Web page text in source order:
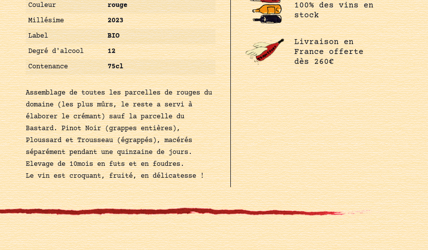
Couleur
rouge
Millésime
2023
Label
BIO
Degré d'alcool
12
Contenance
75cl
Assemblage de toutes les parcelles de rouges du
domaine (les plus mûrs, le reste a servi à
élaborer le crémant) sauf la parcelle du
Bastard. Pinot Noir (grappes entières),
Ploussard et Trousseau (égrappés), macérés
séparément pendant une quinzaine de jours.
Elevage de 10mois en futs et en foudres.
Le vin est croquant, fruité, en délicatesse !
100% des vins en
stock
Livraison en
France offerte
dès 260€